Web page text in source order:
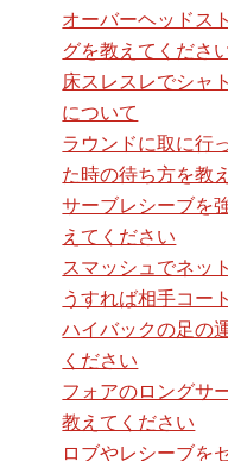
オーバーヘッドス
グを教えてくださ
床スレスレでシャ
について
ラウンドに取に行
た時の待ち方を教
サーブレシーブを
えてください
スマッシュでネッ
うすれば相手コー
ハイバックの足の
ください
フォアのロングサ
教えてください
ロブやレシーブを